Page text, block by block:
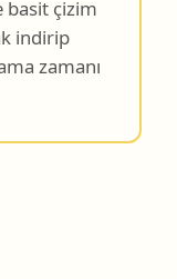
zamanı